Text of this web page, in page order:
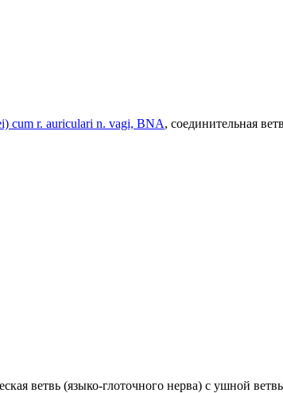
cum r. auriculari n. vagi, BNA, соединительная
ветвь (языко-глоточного нерва) с ушной